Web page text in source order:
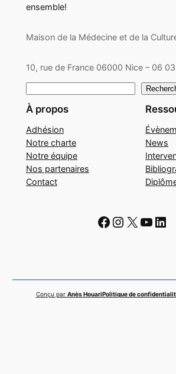
ensemble!
Maison de la Médecine et de la
10, rue de France 06000 Nice – 06
À propos
Adhésion
Notre charte
Notre équipe
Nos partenaires
Contact
News
Facebook
Instagram
X
Conçu par Anès HouariPolitique de